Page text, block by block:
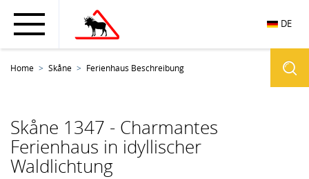
DE
Home Skåne Ferienhaus Beschreibung
Skåne 1347 - Charmantes
Ferienhaus in idyllischer
Waldlichtung